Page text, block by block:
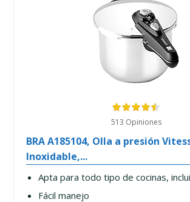
513 Opiniones
BRA A185104, Olla a presión
Inoxidable,...
Apta para todo tipo de cocinas,
Fácil manejo